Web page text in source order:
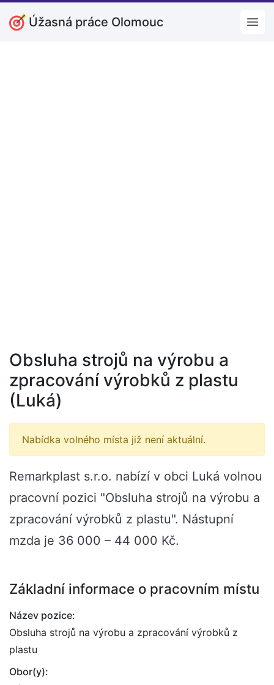
Úžasná práce Olomouc
Obsluha strojů na výrobu a
zpracování výrobků z plastu
(Luká)
Nabídka volného místa již není aktuální.
Remarkplast s.r.o. nabízí v obci Luká volnou
pracovní pozici "Obsluha strojů na výrobu a
zpracování výrobků z plastu". Nástupní
mzda je 36 000 – 44 000 Kč.
Základní informace o pracovním místu
Název pozice:
Obsluha strojů na výrobu a zpracování výrobků z
plastu
Obor(y):